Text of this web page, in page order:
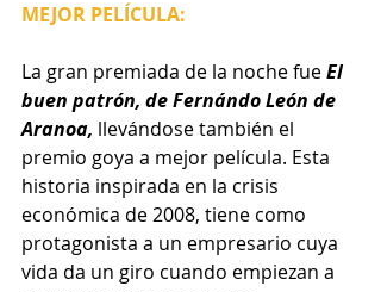
MEJOR PELÍCULA:
La gran premiada de la noche fue El
buen patrón, de Fernándo León de
Aranoa, llevándose también el
premio goya a mejor película. Esta
historia inspirada en la crisis
económica de 2008, tiene como
protagonista a un empresario cuya
vida da un giro cuando empiezan a